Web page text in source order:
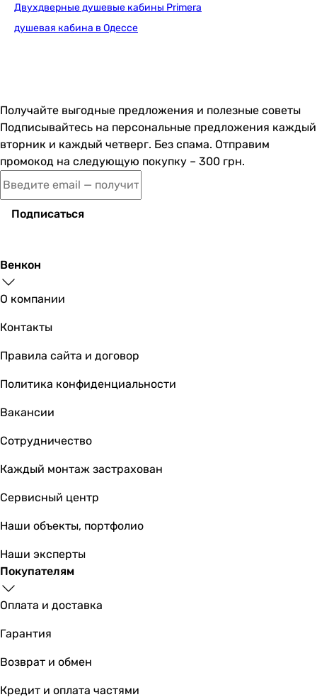
Двухдверные душевые кабины Primera
душевая кабина в Одессе
Получайте выгодные предложения и полезные советы
Подписывайтесь на персональные предложения каждый
вторник и каждый четверг. Без спама. Отправим
промокод на следующую покупку – 300 грн.
Подписаться
Венкон
О компании
Контакты
Правила сайта и договор
Политика конфиденциальности
Вакансии
Сотрудничество
Каждый монтаж застрахован
Сервисный центр
Наши объекты, портфолио
Наши эксперты
Покупателям
Оплата и доставка
Гарантия
Возврат и обмен
Кредит и оплата частями